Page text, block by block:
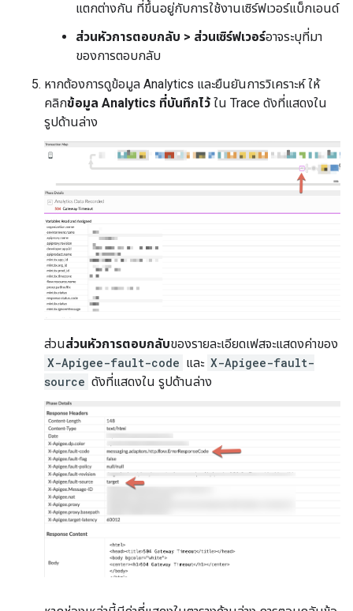
แตกต่างกัน ที่ขึ้นอยู่กับการใช้งานเซิร์ฟเวอร์แบ็กเอนด์
ส่วนหัวการตอบกลับ > ส่วนเซิร์ฟเวอร์อาจระบุที่มา
ของการตอบกลับ
หากต้องการดูข้อมูล Analytics และยืนยันการวิเคราะห์ ให้
คลิกข้อมูล Analytics ที่บันทึกไว้ ใน Trace ดังที่แสดงใน
รูปด้านล่าง
ส่วนส่วนหัวการตอบกลับของรายละเอียดเฟสจะแสดงค่าของ
X-Apigee-fault-code และ X-Apigee-fault-
source ดังที่แสดงใน รูปด้านล่าง